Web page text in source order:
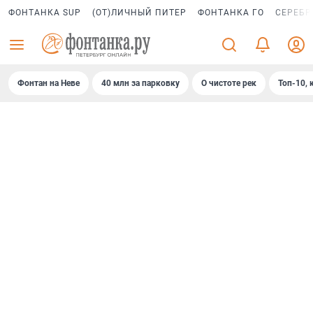
ФОНТАНКА SUP (ОТ)ЛИЧНЫЙ ПИТЕР ФОНТАНКА ГО
Фонтан на Неве 40 млн за парковку О чистоте рек Топ-10,